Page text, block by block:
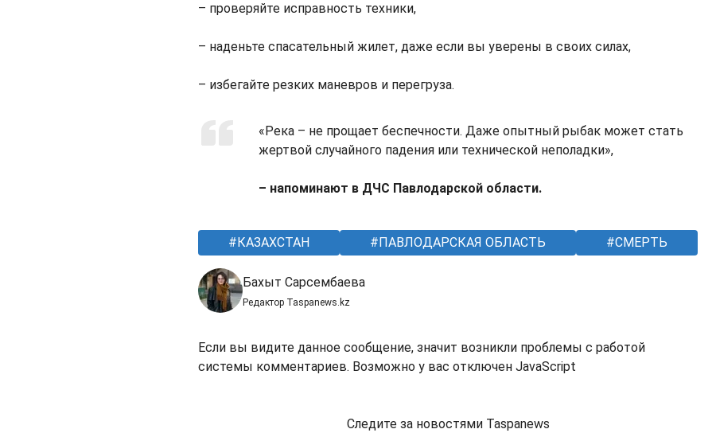
– проверяйте исправность техники,
– наденьте спасательный жилет, даже если вы уверены в своих силах,
– избегайте резких маневров и перегруза.
«Река – не прощает беспечности. Даже опытный рыбак может стать
жертвой случайного падения или технической неполадки»,
– напоминают в ДЧС Павлодарской области.
КАЗАХСТАН ПАВЛОДАРСКАЯ ОБЛАСТЬ СМЕРТЬ
Бахыт Сарсембаева
Редактор Taspanews.kz
Если вы видите данное сообщение, значит возникли проблемы с работой
системы комментариев. Возможно у вас отключен JavaScript
Следите за новостями Taspanews